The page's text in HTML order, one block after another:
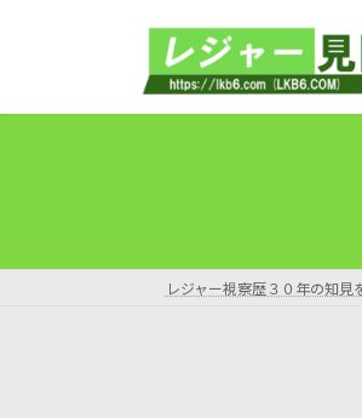
プ
動
レジャー視察歴３０年の知